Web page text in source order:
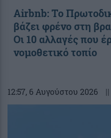
Airbnb: Το
βάζει φρένο στη
Οι 10 αλλαγές που
νομοθετικό τοπίο
12:57, 6 Αυγούστου 2026 ||